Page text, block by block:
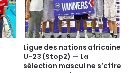
Ligue des nations africaine
U-23 (Stop2) — La
sélection masculine s’offre